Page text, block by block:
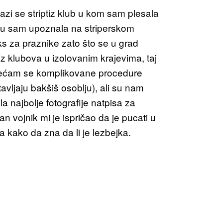
se striptiz klub u kom sam plesala
sam upoznala na striperskom
za praznike zato što se u grad
klubova u izolovanim krajevima, taj
se komplikovane procedure
bakšiš osoblju), ali su nam
najbolje fotografije natpisa za
vojnik mi je ispričao da je pucati u
kako da zna da li je lezbejka.